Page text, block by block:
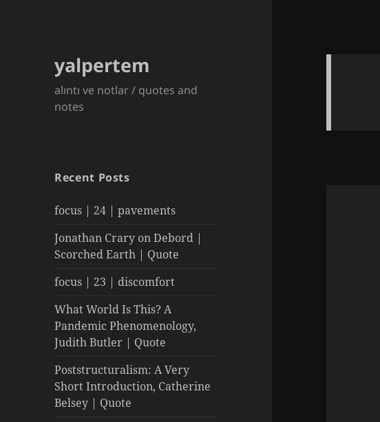
yalpertem
alıntı ve notlar / quotes and
notes
Recent Posts
focus | 24 | pavements
Jonathan Crary on Debord |
Scorched Earth | Quote
focus | 23 | discomfort
What World Is This? A
Pandemic Phenomenology,
Judith Butler | Quote
Poststructuralism: A Very
Short Introduction, Catherine
Belsey | Quote